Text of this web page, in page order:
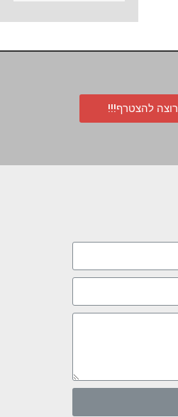
רוצה להצטרף!!!